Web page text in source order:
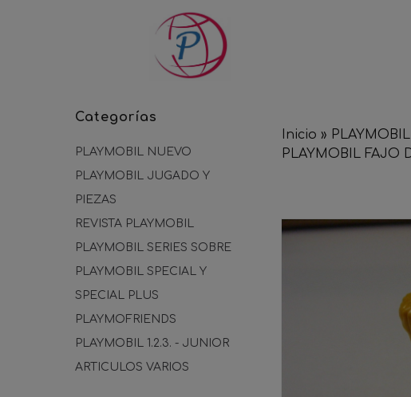
Categorías
PLAYMOBIL NUEVO
PLAYMOBIL JUGADO Y
PIEZAS
REVISTA PLAYMOBIL
PLAYMOBIL SERIES SOBRE
PLAYMOBIL SPECIAL Y
SPECIAL PLUS
PLAYMOFRIENDS
PLAYMOBIL 1.2.3. - JUNIOR
ARTICULOS VARIOS
Inicio »
PLAYMOBIL FAJO